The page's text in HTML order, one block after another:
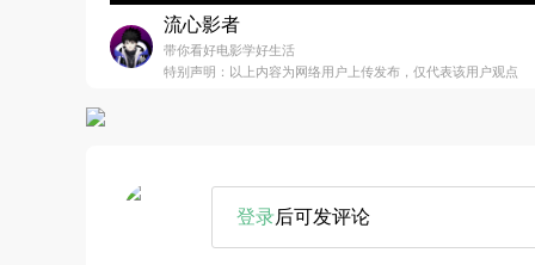
流心影者
带你看好电影学好生活
特别声明：以上内容为网络用户上传发布，仅代表该用户观点
登录后可发评论